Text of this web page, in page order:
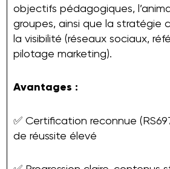
objectifs pédagogiques,
groupes, ainsi que la stratégie
la visibilité (réseaux sociaux,
pilotage marketing).
Avantages :
✅ Certification reconnue
de réussite élevé